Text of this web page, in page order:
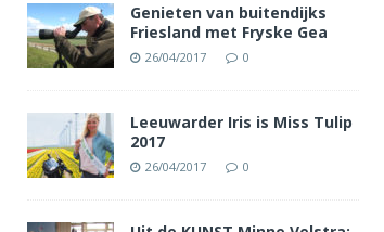
Genieten van buitendijks
Friesland met Fryske Gea
26/04/2017 0
Leeuwarder Iris is Miss Tulip
2017
26/04/2017 0